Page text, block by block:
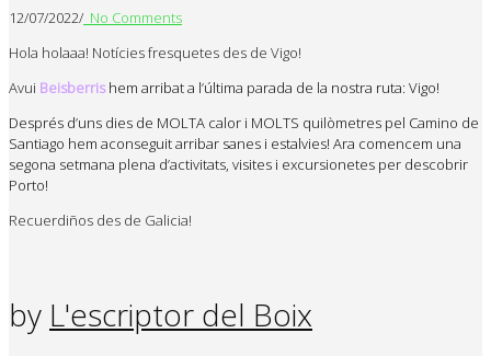
12/07/2022/ No Comments
Hola holaaa! Notícies fresquetes des de Vigo!
Avui Beisberrishem arribat a l’última parada de la nostra ruta: Vigo!
Després d’uns dies de MOLTA calor i MOLTS quilòmetres pel Camino de
Santiago hem aconseguit arribar sanes i estalvies! Ara comencem una
segona setmana plena d’activitats, visites i excursionetes per descobrir
Porto!
Recuerdiños des de Galicia!
by L'escriptor del Boix